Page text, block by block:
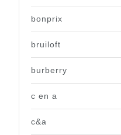
bonprix
bruiloft
burberry
c en a
c&a